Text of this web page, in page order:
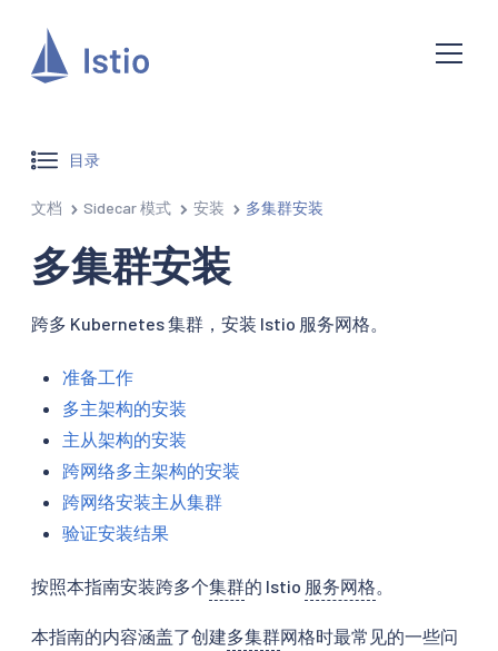
目录
文档 Sidecar 模式 安装 多集群安装
多集群安装
跨多 Kubernetes 集群，安装 Istio 服务网格。
准备工作
多主架构的安装
主从架构的安装
跨网络多主架构的安装
跨网络安装主从集群
验证安装结果
按照本指南安装跨多个集群的 Istio 服务网格
本指南的内容涵盖了创建多集群网格时最常见的一些问